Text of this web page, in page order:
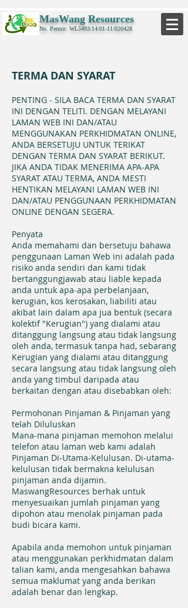
MasWang Resources
No. Permit: WL5493/14/01-11/020428
TERMA DAN SYARAT
PENTING - SILA BACA TERMA DAN SYARAT
INI DENGAN TELITI. DENGAN MELAYANI
LAMAN WEB INI DAN/ATAU
MENGGUNAKAN PERKHIDMATAN ONLINE,
ANDA BERSETUJU UNTUK TERIKAT
DENGAN TERMA DAN SYARAT BERIKUT.
JIKA ANDA TIDAK MENERIMA APA-APA
SYARAT ATAU TERMA, ANDA MESTI
HENTIKAN MELAYANI LAMAN WEB INI
DAN/ATAU PENGGUNAAN PERKHIDMATAN
ONLINE DENGAN SEGERA.
Penyata
Anda memahami dan bersetuju bahawa
penggunaan Laman Web ini adalah pada
risiko anda sendiri dan kami tidak
bertanggungjawab atau liable kepada
anda untuk apa-apa perbelanjaan,
kerugian, kos kerosakan, liabiliti atau
akibat lain dalam apa jua bentuk (secara
kolektif "Kerugian") yang dialami atau
ditanggung langsung atau tidak langsung
oleh anda, termasuk tanpa had, sebarang
Kerugian yang dialami atau ditanggung
secara langsung atau tidak langsung oleh
anda yang timbul daripada atau
berkaitan dengan atau disebabkan oleh:
Permohonan Pinjaman & Pinjaman yang
telah Diluluskan
Mana-mana pinjaman memohon melalui
telefon atau laman web kami adalah
Pinjaman Di-Utama-Kelulusan. Di-utama-
kelulusan tidak bermakna kelulusan
pinjaman anda dijamin.
MaswangResources berhak untuk
menyesuaikan jumlah pinjaman yang
dipohon atau menolak pinjaman pada
budi bicara kami.
Apabila anda memohon untuk pinjaman
atau menggunakan perkhidmatan dalam
talian kami, anda mengesahkan bahawa
semua maklumat yang anda berikan
adalah benar dan lengkap.